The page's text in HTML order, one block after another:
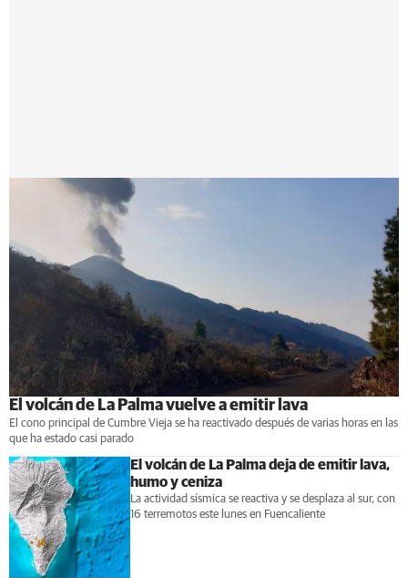
El volcán de La Palma vuelve a emitir lava
El cono principal de Cumbre Vieja se ha reactivado después de varias horas en las
que ha estado casi parado
El volcán de La Palma deja de emitir lava,
humo y ceniza
La actividad sísmica se reactiva y se desplaza al sur, con
16 terremotos este lunes en Fuencaliente